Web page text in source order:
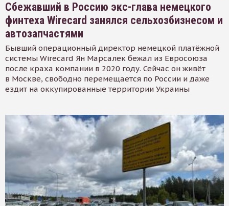
Сбежавший в Россию экс-глава немецкого
финтеха Wirecard занялся сельхозбизнесом и
автозапчастями
Бывший операционный директор немецкой платёжной
системы Wirecard Ян Марсалек бежал из Евросоюза
после краха компании в 2020 году. Сейчас он живёт
в Москве, свободно перемещается по России и даже
ездит на оккупированные территории Украины